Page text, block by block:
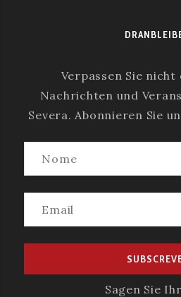
Verpassen Sie nicht
Nachrichten und
Severa. Abonnieren Sie
Sagen Sie